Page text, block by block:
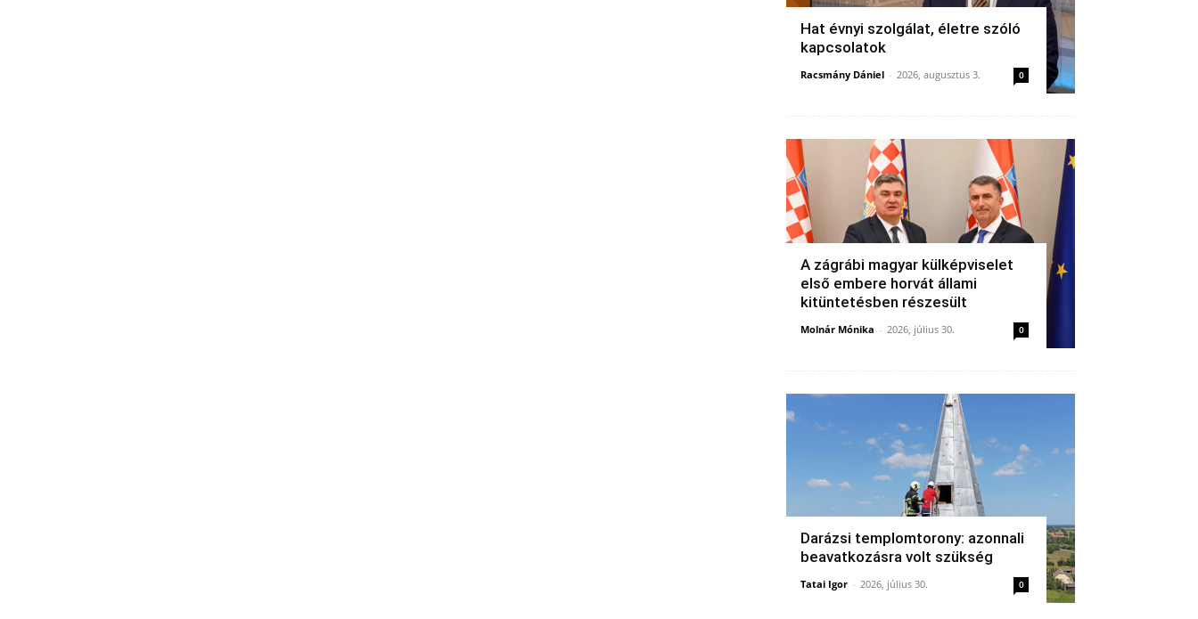
Hat évnyi szolgálat, életre szóló
kapcsolatok
Racsmány Dániel - 2026, augusztus 3. 0
A zágrábi magyar külképviselet
első embere horvát állami
kitüntetésben részesült
Molnár Mónika - 2026, július 30. 0
Darázsi templomtorony: azonnali
beavatkozásra volt szükség
Tatai Igor - 2026, július 30. 0